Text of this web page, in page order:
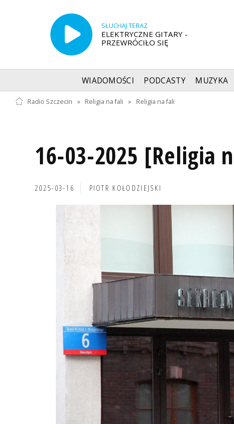
SŁUCHAJ TERAZ
ELEKTRYCZNE GITARY -
PRZEWRÓCIŁO SIĘ
WIADOMOŚCI PODCASTY MUZYKA
Radio Szczecin » Religia na fali » Religia na fali
16-03-2025 [Religia
2025-03-16 PIOTR KOŁODZIEJSKI